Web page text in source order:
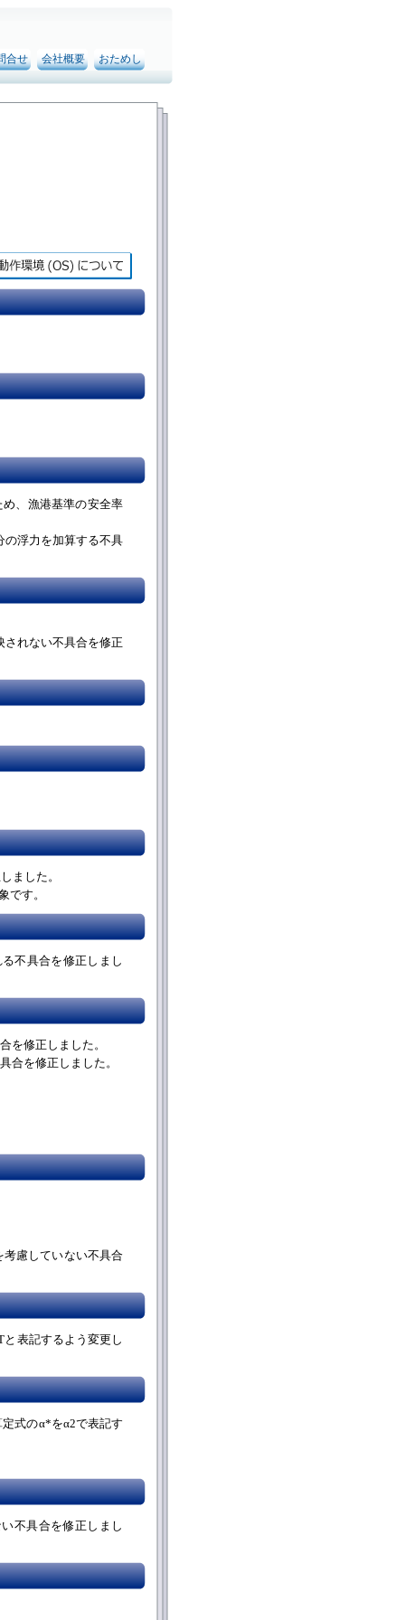
合せ 会社概要 おためし
、漁港基準の安全率
の浮力を加算する不具
れない不具合を修正
ました。
です。
不具合を修正しまし
を修正しました。
合を修正しました。
慮していない不具合
表記するよう変更し
式のα*をα2で表記す
不具合を修正しまし